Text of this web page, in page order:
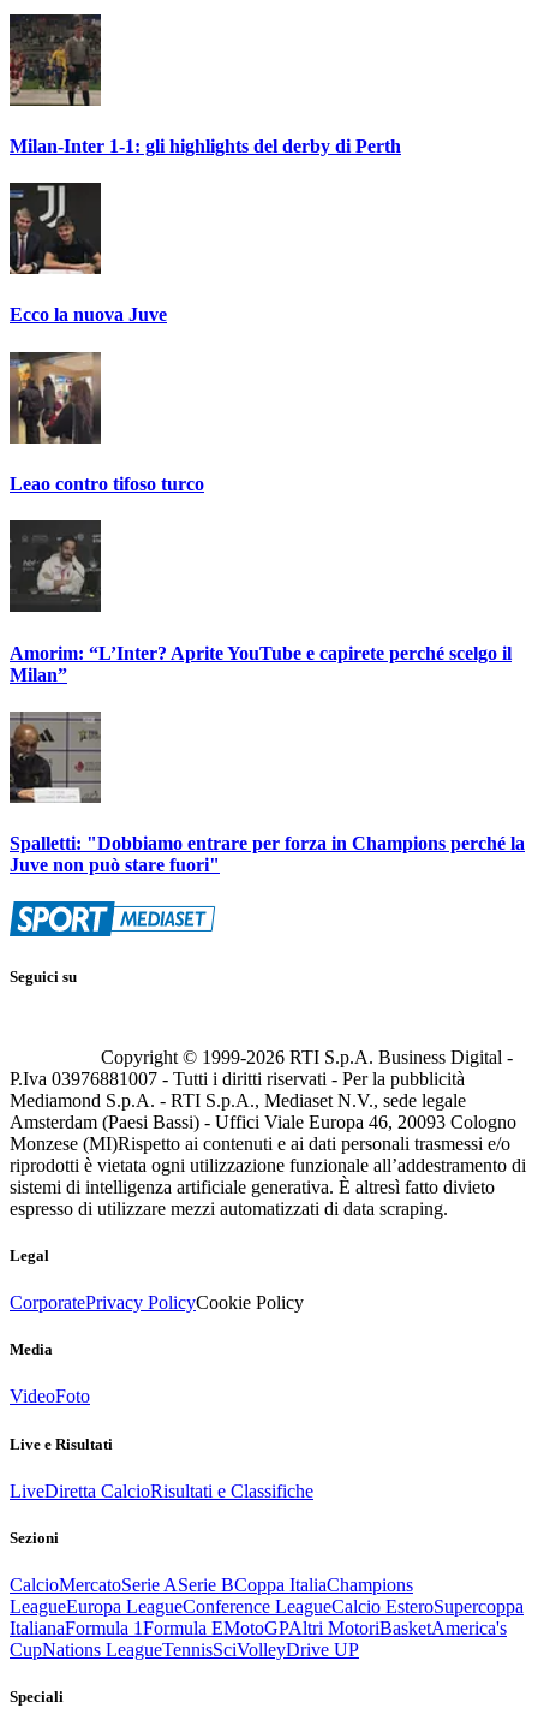
Milan-Inter 1-1: gli highlights del derby di Perth
Ecco la nuova Juve
Leao contro tifoso turco
Amorim: “L’Inter? Aprite YouTube e capirete perché scelgo il
Milan”
Spalletti: "Dobbiamo entrare per forza in Champions perché la
Juve non può stare fuori"
Seguici su
Copyright © 1999-2026 RTI S.p.A. Business Digital -
P.Iva 03976881007 - Tutti i diritti riservati - Per la pubblicità
Mediamond S.p.A. - RTI S.p.A., Mediaset N.V., sede legale
Amsterdam (Paesi Bassi) - Uffici Viale Europa 46, 20093 Cologno
Monzese (MI)Rispetto ai contenuti e ai dati personali trasmessi e/o
riprodotti è vietata ogni utilizzazione funzionale all’addestramento di
sistemi di intelligenza artificiale generativa. È altresì fatto divieto
espresso di utilizzare mezzi automatizzati di data scraping.
Legal
CorporatePrivacy PolicyCookie Policy
Media
VideoFoto
Live e Risultati
LiveDiretta CalcioRisultati e Classifiche
Sezioni
CalcioMercatoSerie ASerie BCoppa ItaliaChampions
LeagueEuropa LeagueConference LeagueCalcio EsteroSupercoppa
ItalianaFormula 1Formula EMotoGPAltri MotoriBasketAmerica's
CupNations LeagueTennisSciVolleyDrive UP
Speciali